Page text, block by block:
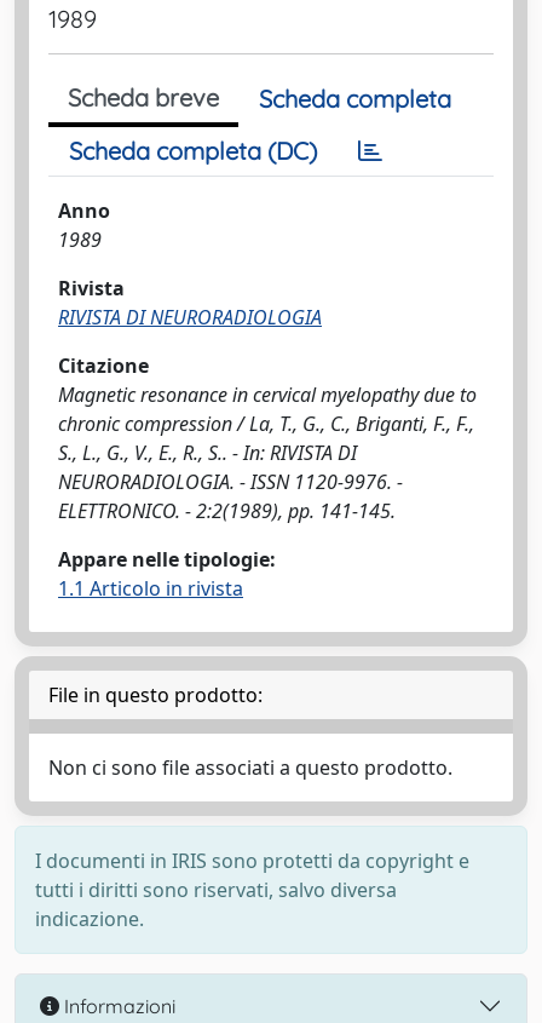
1989
Scheda breve
Scheda completa
Scheda completa (DC)
Anno
1989
Rivista
RIVISTA DI NEURORADIOLOGIA
Citazione
Magnetic resonance in cervical myelopathy due to
chronic compression / La, T., G., C., Briganti, F., F.,
S., L., G., V., E., R., S.. - In: RIVISTA DI
NEURORADIOLOGIA. - ISSN 1120-9976. -
ELETTRONICO. - 2:2(1989), pp. 141-145.
Appare nelle tipologie:
1.1 Articolo in rivista
File in questo prodotto:
Non ci sono file associati a questo prodotto.
I documenti in IRIS sono protetti da copyright e
tutti i diritti sono riservati, salvo diversa
indicazione.
Informazioni